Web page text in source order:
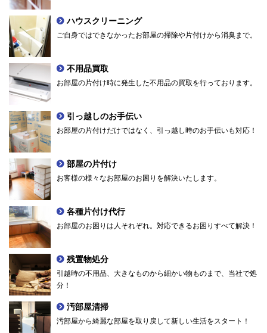
ハウスクリーニング
ご自身ではできなかったお部屋の掃除や片付けから消臭まで。
不用品買取
お部屋の片付け時に発生した不用品の買取を行っております。
引っ越しのお手伝い
お部屋の片付けだけではなく、引っ越し時のお手伝いも対応！
部屋の片付け
お客様の様々なお部屋のお困りを解決いたします。
各種片付け代行
お部屋のお困りは人それぞれ。対応できるお困りすべて解決！
残置物処分
引越時の不用品、大きなものから細かい物ものまで、当社で処
分！
汚部屋清掃
汚部屋から綺麗な部屋を取り戻して新しい生活をスタート！